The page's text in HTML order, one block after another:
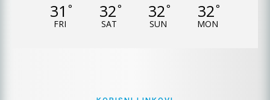
31 °
FRI
32°
SAT
32°
SUN
32°
MON